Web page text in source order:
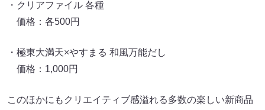
・クリアファイル 各種
価格：各500円
・極東大満天×やすまる 和風万能だし
価格：1,000円
このほかにもクリエイティブ感溢れる多数の楽しい新商品